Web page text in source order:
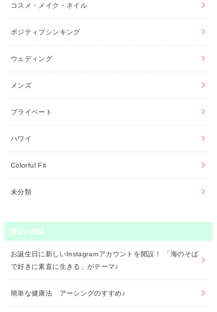
コスメ・メイク・ネイル
ポジティブシンキング
ウェディング
メンズ
プライベート
ハワイ
Colorful Fit
未分類
最近の投稿
お誕生日に新しいInstagramアカウントを開設！ 「海のそば
で好きに素直に生きる」がテーマ♪
簡単な健康法 アーシングのすすめ♪